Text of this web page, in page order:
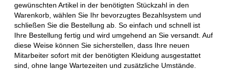
gewünschten Artikel in der benötigten Stückzahl in den
Warenkorb, wählen Sie Ihr bevorzugtes Bezahlsystem und
schließen Sie die Bestellung ab. So einfach und schnell ist
Ihre Bestellung fertig und wird umgehend an Sie versandt. Auf
diese Weise können Sie sicherstellen, dass Ihre neuen
Mitarbeiter sofort mit der benötigten Kleidung ausgestattet
sind, ohne lange Wartezeiten und zusätzliche Umstände.